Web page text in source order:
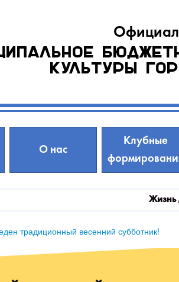
культуры
О нас
Клубные
Жизнь
традиционный весенний субботник!